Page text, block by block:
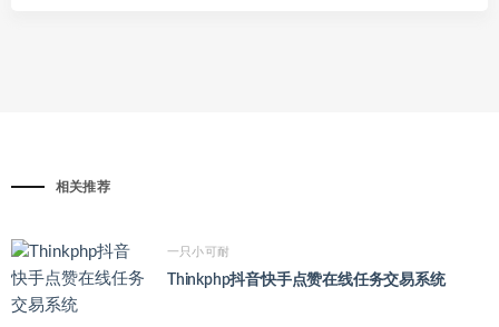
相关推荐
一只小可耐
Thinkphp抖音快手点赞在线任务交易系统